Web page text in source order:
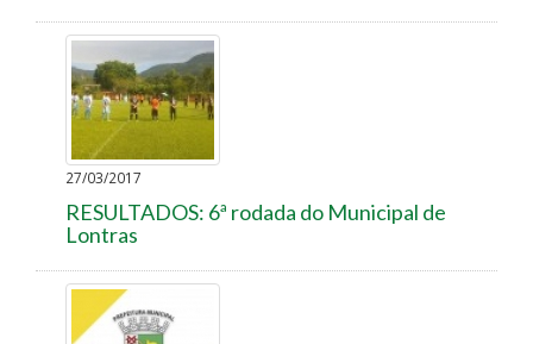
27/03/2017
RESULTADOS: 6ª rodada do Municipal de
Lontras